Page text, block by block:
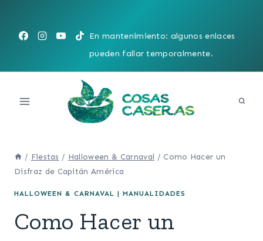
contenido
En mantenimiento: algunos enlaces
pueden fallar temporalmente.
/ Fiestas / Halloween & Carnaval / Como Hacer un
Disfraz de Capitán América
HALLOWEEN & CARNAVAL | MANUALIDADES
Como Hacer un